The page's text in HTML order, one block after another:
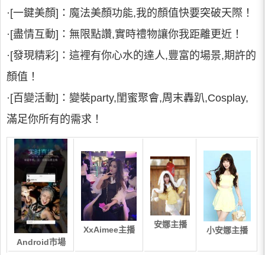
·[一鍵美顏]：魔法美顏功能,我的顏值快要突破天際！
·[盡情互動]：無限點讚,實時禮物讓你我距離更近！
·[發現精彩]：這裡有你心水的達人,豐富的場景,期許的
顏值！
·[百變活動]：變裝party,閨蜜聚會,周末轟趴,Cosplay,
滿足你所有的需求！
Android市場
XxAimee主播
安娜主播
小安娜主播